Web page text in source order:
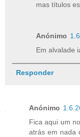
mas títulos
Anónimo
Em alvalade
Responder
Anónimo
Fica aqui um
atrás em nada